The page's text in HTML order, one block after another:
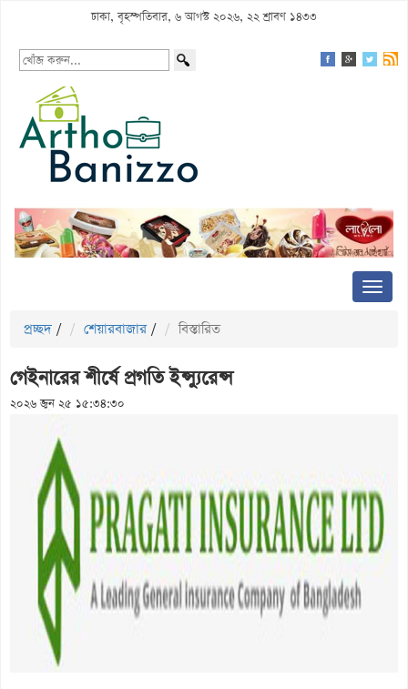
ঢাকা, বৃহস্পতিবার, ৬ আগস্ট ২০২৬, ২২ শ্রাবণ ১৪৩৩
প্রচ্ছদ / শেয়ারবাজার / বিস্তারিত
গেইনারের শীর্ষে প্রগতি ইন্স্যুরেন্স
২০২৬ জুন ২৫ ১৫:৩৪:৩০